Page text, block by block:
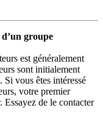
groupe
est généralement
sont initialement
vous êtes intéressé
votre premier
Essayez de le contacter